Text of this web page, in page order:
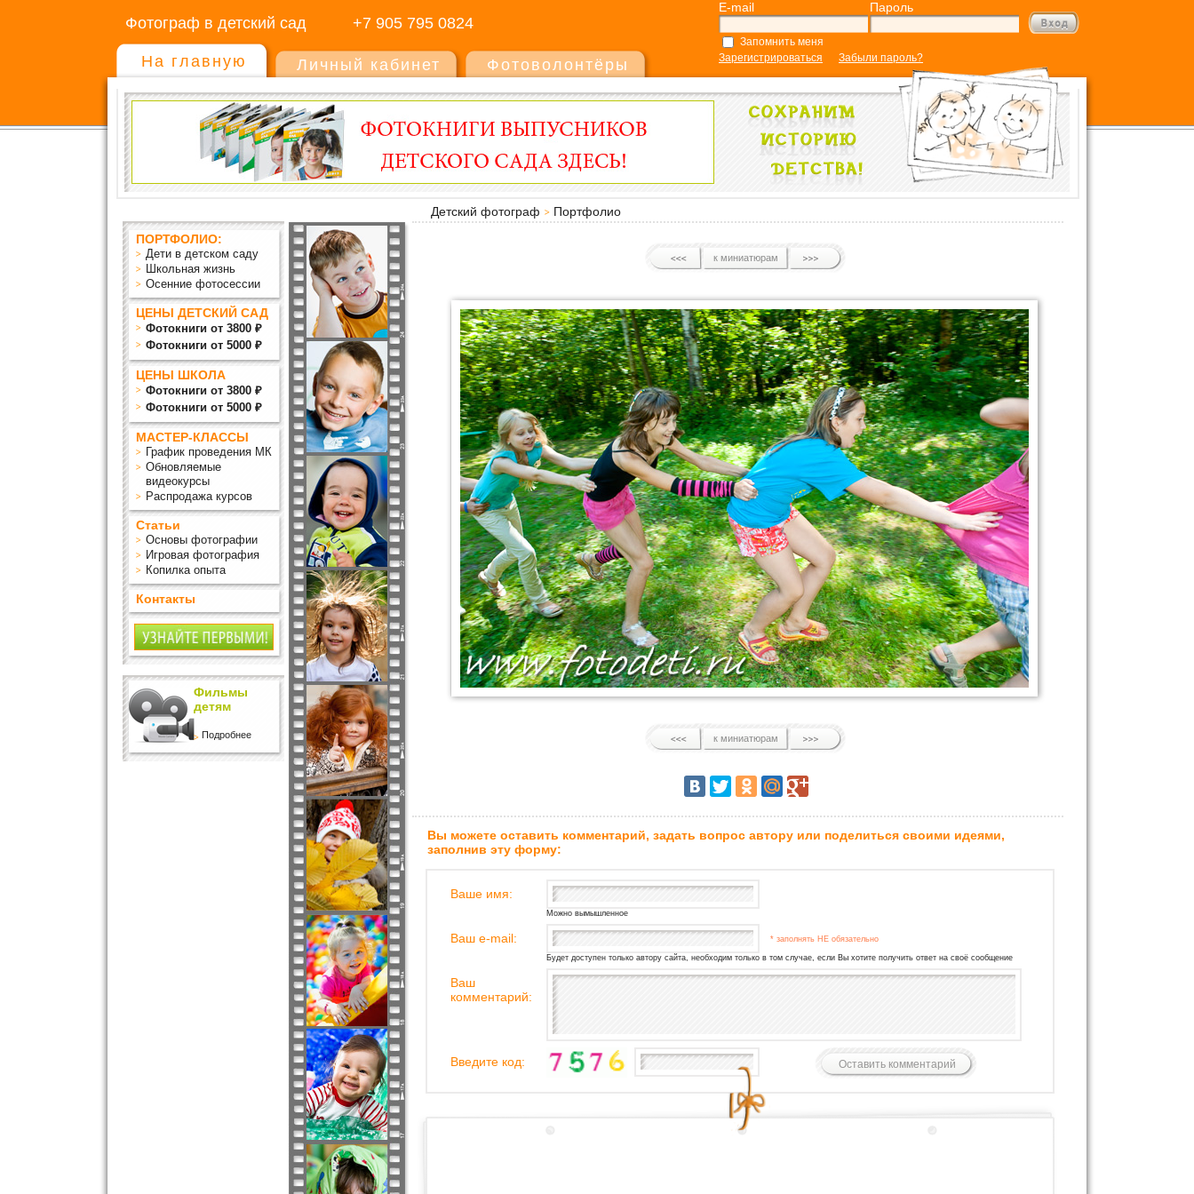
Фотограф в детский сад +7 905 795 0824
E-mail Пароль
Запомнить меня
Зарегистрироваться
Забыли пароль?
На главную Личный кабинет Фотоволонтёры
Детский фотограф
Портфолио
ПОРТФОЛИО:
Дети в детском саду
Школьная жизнь
Осенние фотосессии
ЦЕНЫ ДЕТСКИЙ САД
Фотокниги от 3800 ₽
Фотокниги от 5000 ₽
ЦЕНЫ ШКОЛА
Фотокниги от 3800 ₽
Фотокниги от 5000 ₽
МАСТЕР-КЛАССЫ
График проведения МК
Обновляемые
видеокурсы
Распродажа курсов
Статьи
Основы фотографии
Игровая фотография
Копилка опыта
Контакты
Фильмы
детям
Подробнее
к миниатюрам
к миниатюрам
Вы можете оставить комментарий, задать вопрос автору или поделиться своими идеями,
заполнив эту форму:
Ваше имя:
Можно вымышленное
Ваш e-mail: * заполнять НЕ обязательно
Будет доступен только автору сайта, необходим только в том случае, если Вы хотите получить ответ на своё сообщение
Ваш
комментарий:
Введите код: